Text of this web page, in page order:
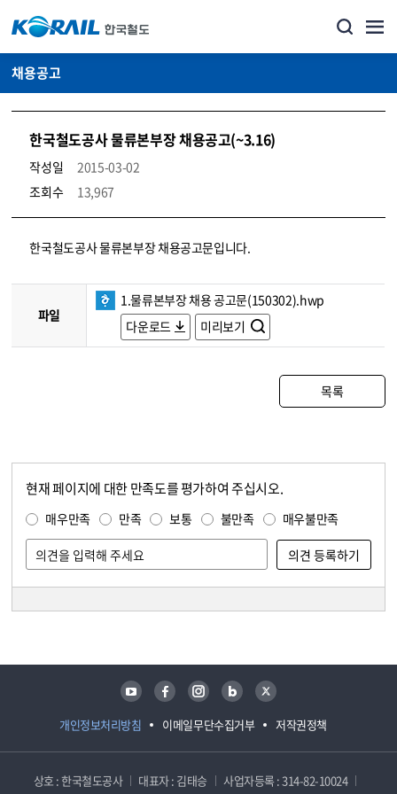
채용공고
한국철도공사 물류본부장 채용공고(~3.16)
작성일
2015-03-02
조회수
13,967
코레일소개_경영공시_채용공고 상세보기 – 내용, 파일, 담당자 연락처로 구성
한국철도공사 물류본부장 채용공고문입니다.
파일
1.물류본부장 채용 공고문(150302).hwp
다운로드
미리보기
목록
현재 페이지에 대한 만족도를 평가하여 주십시오.
매우만족 만족 보통 불만족 매우불만족
개인정보처리방침 이메일무단수집거부 저작권정책
유튜브 페이스북 인스타그램 블로그 트위터
상호 : 한국철도공사 대표자 : 김태승
사업자등록 : 314-82-10024